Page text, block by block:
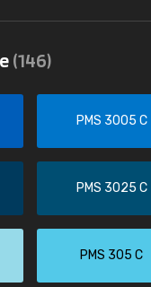
(146)
PMS 3005 C
PMS 3025 C
PMS 305 C